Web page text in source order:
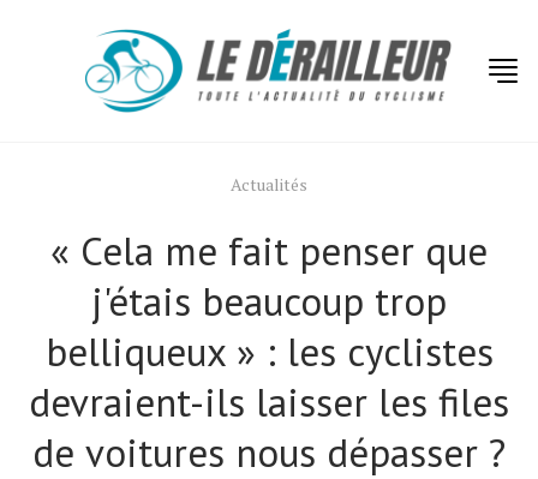
Actualités
« Cela me fait penser que
j'étais beaucoup trop
belliqueux » : les cyclistes
devraient-ils laisser les files
de voitures nous dépasser ?